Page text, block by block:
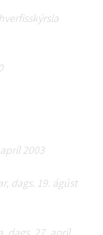
2003
dags. 19. ágúst